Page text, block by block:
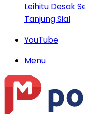
Leihitu Desak
Tanjung Sial
YouTube
Menu